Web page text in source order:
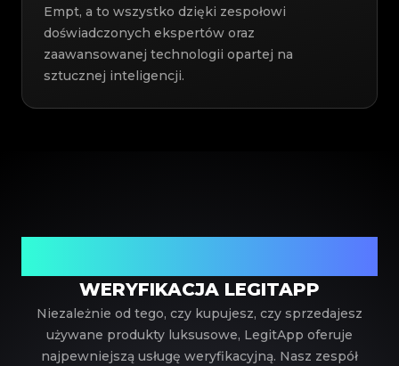
Empt, a to wszystko dzięki zespołowi
doświadczonych ekspertów oraz
zaawansowanej technologii opartej na
sztucznej inteligencji.
WERYFIKACJA LEGITAPP
Niezależnie od tego, czy kupujesz, czy sprzedajesz
używane produkty luksusowe, LegitApp oferuje
najpewniejszą usługę weryfikacyjną. Nasz zespół